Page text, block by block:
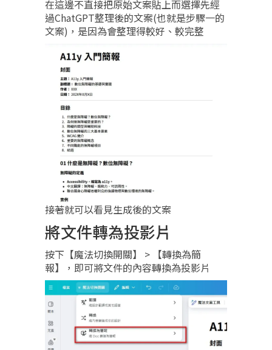
在這邊不直接把原始文案貼上而選擇先經
過ChatGPT整理後的文案(也就是步驟一的
文案)，是因為會整理得較好、較完整
接著就可以看見生成後的文案
將文件轉為投影片
按下【魔法切換開關】 > 【轉換為簡
報】，即可將文件的內容轉換為投影片